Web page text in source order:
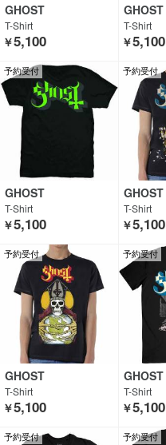
GHOST
T-Shirt
￥5,100
GHOST
T-Shirt
￥5,100
予約受付
GHOST
T-Shirt
￥5,100
予約受付
GHOST
T-Shirt
￥5,100
予約受付
GHOST
T-Shirt
￥5,100
予約受付
GHOST
T-Shirt
￥5,100
予約受付 予約受付